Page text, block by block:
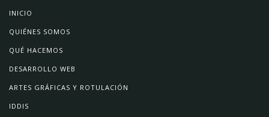
INICIO
QUIÉNES SOMOS
QUÉ HACEMOS
DESARROLLO WEB
ARTES GRÁFICAS Y ROTULACIÓN
IDDIS